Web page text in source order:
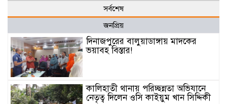
সর্বশেষ
জনপ্রিয়
দিনাজপুরের বালুয়াডাঙ্গায় মাদকের
ভয়াবহ বিস্তার!
কালিহাতী থানায় পরিচ্ছন্নতা অভিযানে
নেতৃত্ব দিলেন ওসি কাইয়ুম খান সিদ্দিকী